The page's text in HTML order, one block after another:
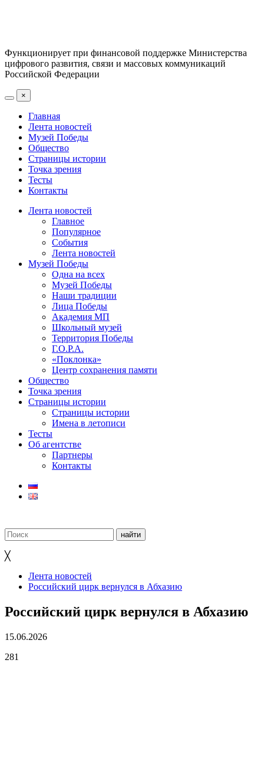
Функционирует при финансовой поддержке Министерства
цифрового развития, связи и массовых коммуникаций
Российской Федерации
×
Главная
Лента новостей
Музей Победы
Общество
Страницы истории
Точка зрения
Тесты
Контакты
Лента новостей
Главное
Популярное
События
Лента новостей
Музей Победы
Одна на всех
Музей Победы
Наши традиции
Лица Победы
Академия МП
Школьный музей
Территория Победы
Г.О.Р.А.
«Поклонка»
Центр сохранения памяти
Общество
Точка зрения
Страницы истории
Страницы истории
Имена в летописи
Тесты
Об агентстве
Партнеры
Контакты
╳
Лента новостей
Российский цирк вернулся в Абхазию
Российский цирк вернулся в Абхазию
15.06.2026
281